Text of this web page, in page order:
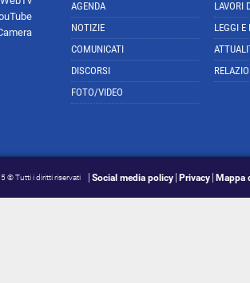
AGENDA
NOTIZIE
COMUNICATI
DISCORSI
FOTO/VIDEO
LAVORI
LEGGI E
© Tutti i diritti riservati Social media policy Privacy Mappa